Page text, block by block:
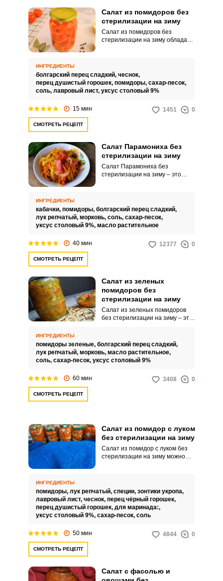
Салат из помидоров без
стерилизации на зиму
Салат из помидоров без
стерилизации на зиму обладает
понравится всем любителям
пикантных угощений.
ИНГРЕДИЕНТЫ
болгарский перец сладкий, чеснок,
перец душистый горошек, помидоры, сахар-песок,
соль, лавровый лист, уксус столовый 9%
15 мин 1451 0
СМОТРЕТЬ РЕЦЕПТ
Салат Парамониха без
стерилизации на зиму
Салат Парамониха без
стерилизации на зиму – это
салат также порадует
привлекательной и яркой
подачей.
ИНГРЕДИЕНТЫ
кабачки, помидоры, болгарский перец сладкий,
лук репчатый, морковь, соль, сахар-песок,
уксус столовый 9%, масло растительное
40 мин 12377 0
СМОТРЕТЬ РЕЦЕПТ
Салат из зеленых
помидоров без
стерилизации на зиму
Салат из зеленых помидоров
без стерилизации на зиму – это
получается очень сочным и
ярким по вкусу.
ИНГРЕДИЕНТЫ
помидоры зеленые, болгарский перец сладкий,
лук репчатый, морковь, масло растительное,
соль, сахар-песок, уксус столовый 9%
60 мин 3408 0
СМОТРЕТЬ РЕЦЕПТ
Салат из помидор с луком
без стерилизации на зиму
Салат из помидор с луком без
стерилизации на зиму можно
Такой салат можно добавлять в
различные блюда, приправлять
его маслом или уксусом,
создавать салаты и закуски.
ИНГРЕДИЕНТЫ
помидоры, лук репчатый, специи, зонтики укропа,
лавровый лист, чеснок, перец чёрный горошек,
перец душистый горошек, для маринада:,
уксус столовый 9%, сахар-песок, соль
50 мин 4844 0
СМОТРЕТЬ РЕЦЕПТ
Салат с фасолью и